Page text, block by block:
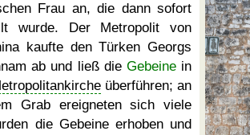
Frau an, die dann sofort
wurde. Der Metropolit von
kaufte den Türken Georgs
ab und ließ die Gebeinein
überführen; an
Grab ereigneten sich viele
die Gebeine erhoben und